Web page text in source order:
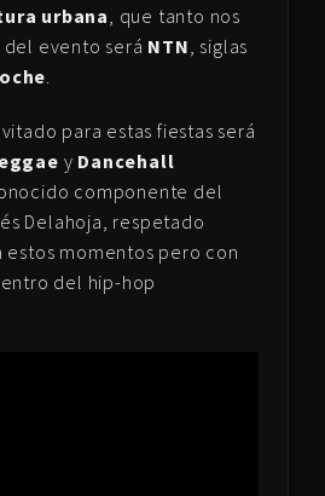
urbana, que tanto nos
evento será NTN, siglas
.
para estas fiestas será
y Dancehall
componente del
Delahoja, respetado
estos momentos pero con
del hip-hop